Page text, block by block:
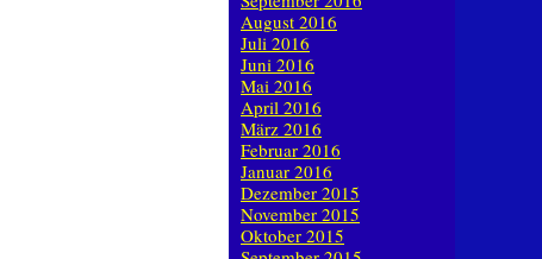
August 2016
Juli 2016
Juni 2016
Mai 2016
April 2016
März 2016
Februar 2016
Januar 2016
Dezember 2015
November 2015
Oktober 2015